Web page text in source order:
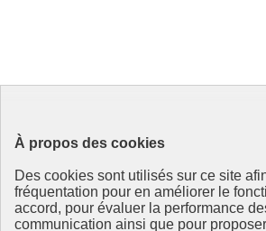
À propos des cookies
Des cookies sont utilisés sur ce site
fréquentation pour en améliorer le
accord, pour évaluer la performance
communication ainsi que pour